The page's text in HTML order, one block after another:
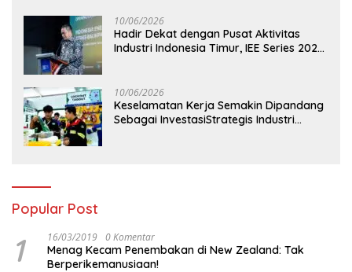
10/06/2026
Hadir Dekat dengan Pusat Aktivitas
Industri Indonesia Timur, IEE Series 2026
10/06/2026
Keselamatan Kerja Semakin Dipandang
Sebagai InvestasiStrategis Industri
Popular Post
1 16/03/2019 0 Komentar
Menag Kecam Penembakan di New Zealand: Tak
Berperikemanusiaan!